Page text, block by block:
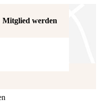
Mitglied werden